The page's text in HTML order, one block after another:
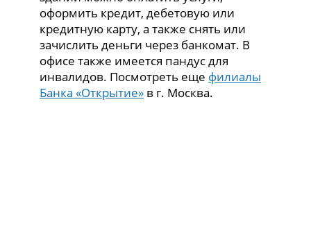
оформить кредит, дебетовую или
кредитную карту, а также снять или
зачислить деньги через банкомат. В
офисе также имеется пандус для
инвалидов. Посмотреть еще филиалы
Банка «Открытие» в г. Москва.